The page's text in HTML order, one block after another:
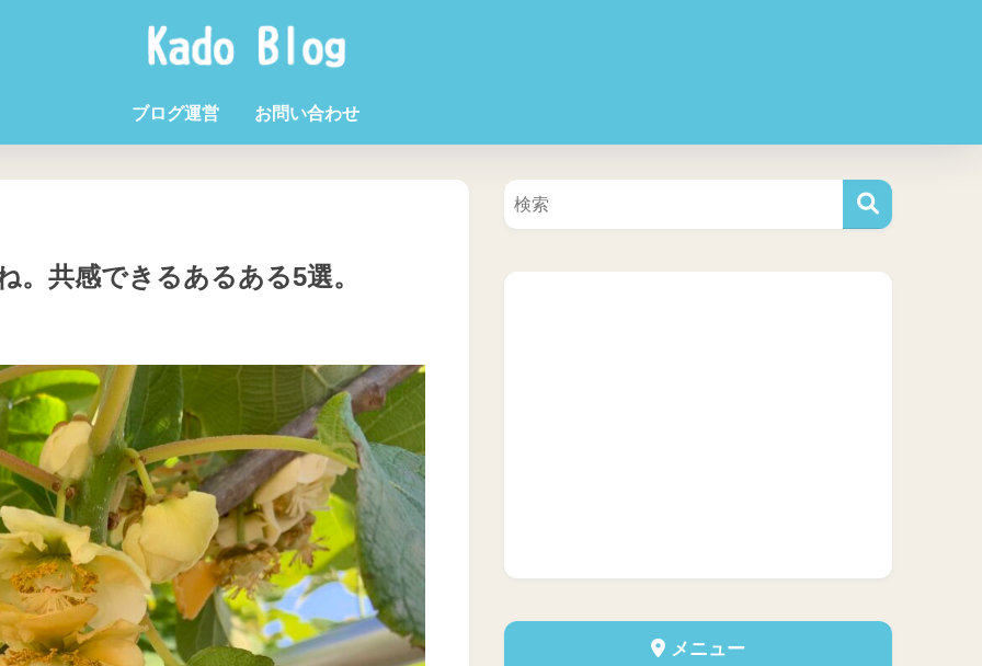
ブログ運営 お問い合わせ
共感できるあるある5選。
メニュー